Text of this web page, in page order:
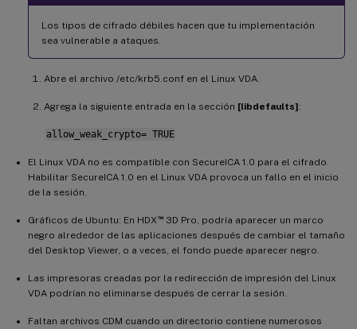
Los tipos de cifrado débiles hacen que tu implementación
sea vulnerable a ataques.
Abre el archivo /etc/krb5.conf en el Linux VDA.
Agrega la siguiente entrada en la sección [libdefaults]:
allow_weak_crypto= TRUE
El Linux VDA no es compatible con SecureICA 1.0 para el cifrado.
Habilitar SecureICA 1.0 en el Linux VDA provoca un fallo en el inicio
de la sesión.
Gráficos de Ubuntu: En HDX ™3D Pro, podría aparecer un marco
negro alrededor de las aplicaciones después de cambiar el tamaño
del Desktop Viewer, o a veces, el fondo puede aparecer negro.
Las impresoras creadas por la redirección de impresión del Linux
VDA podrían no eliminarse después de cerrar la sesión.
Faltan archivos CDM cuando un directorio contiene numerosos